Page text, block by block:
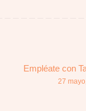
Empléate con
27